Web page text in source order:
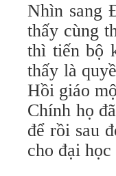
Nhìn sang
thấy cùng
thì tiến bộ
thấy là
Hồi giáo
Chính họ
để rồi sau
cho đại